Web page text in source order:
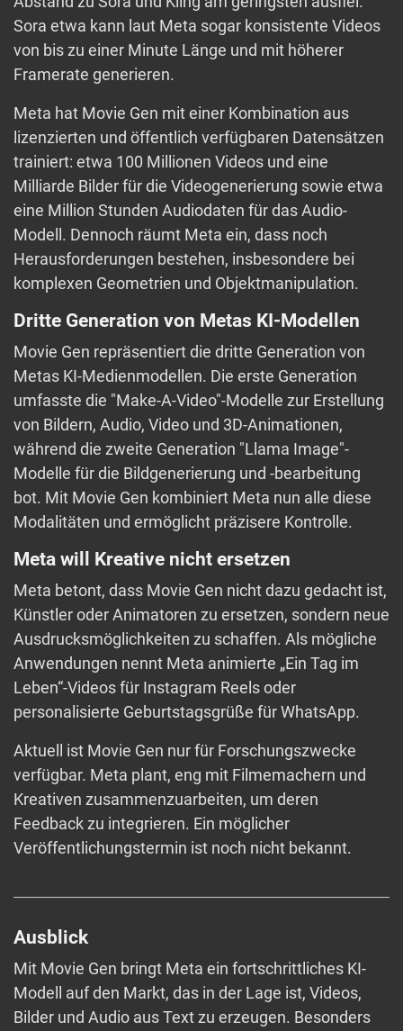
Sora etwa kann laut Meta sogar konsistente Videos
von bis zu einer Minute Länge und mit höherer
Framerate generieren.
Meta hat Movie Gen mit einer Kombination aus
lizenzierten und öffentlich verfügbaren Datensätzen
trainiert: etwa 100 Millionen Videos und eine
Milliarde Bilder für die Videogenerierung sowie etwa
eine Million Stunden Audiodaten für das Audio-
Modell. Dennoch räumt Meta ein, dass noch
Herausforderungen bestehen, insbesondere bei
komplexen Geometrien und Objektmanipulation.
Dritte Generation von Metas KI-Modellen
Movie Gen repräsentiert die dritte Generation von
Metas KI-Medienmodellen. Die erste Generation
umfasste die "Make-A-Video"-Modelle zur Erstellung
von Bildern, Audio, Video und 3D-Animationen,
während die zweite Generation "Llama Image"-
Modelle für die Bildgenerierung und -bearbeitung
bot. Mit Movie Gen kombiniert Meta nun alle diese
Modalitäten und ermöglicht präzisere Kontrolle.
Meta will Kreative nicht ersetzen
Meta betont, dass Movie Gen nicht dazu gedacht ist,
Künstler oder Animatoren zu ersetzen, sondern neue
Ausdrucksmöglichkeiten zu schaffen. Als mögliche
Anwendungen nennt Meta animierte „Ein Tag im
Leben“-Videos für Instagram Reels oder
personalisierte Geburtstagsgrüße für WhatsApp.
Aktuell ist Movie Gen nur für Forschungszwecke
verfügbar. Meta plant, eng mit Filmemachern und
Kreativen zusammenzuarbeiten, um deren
Feedback zu integrieren. Ein möglicher
Veröffentlichungstermin ist noch nicht bekannt.
Ausblick
Mit Movie Gen bringt Meta ein fortschrittliches KI-
Modell auf den Markt, das in der Lage ist, Videos,
Bilder und Audio aus Text zu erzeugen. Besonders